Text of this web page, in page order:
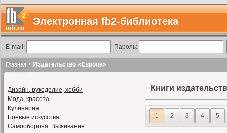
Электронная fb2-библиотека
E-mail: Пароль:
Главная > Издательство «Европа»
Дизайн, рукоделие, хобби
Мода, красота
Кулинария
Боевые искусства
Самооборона. Выживание
Книги
1 2 3 4 5